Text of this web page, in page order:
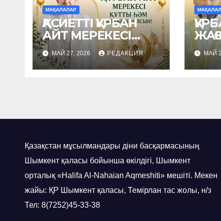
МАҚАЛАЛАР
ҚАСИЕТТІ ҚҰРБАН
АЙТ МЕРЕКЕСІ
ҚҰТТЫ ҺӘМ
БЕРЕКЕЛІ
БОЛСЫН!
МАЙ 27, 2026 РЕДАКЦИЯ МАЙ
Қазақстан мұсылмандары діни басқармасының
Шымкент қаласы бойынша өкілдігі, Шымкент
орталық «Halifa Al-Nahaian Aqmeshiti» мешіті. Мекен
жайы: ҚР Шымкент қаласы, Темірлан тас жолы, н/з
Тел: 8(7252)45-33-38